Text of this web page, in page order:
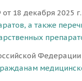
18 декабря 2025
а также